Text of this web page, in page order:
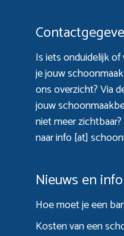
Is iets onduidelijk
je jouw
ons overzicht? Via
jouw
niet meer
naar info [at]
Nieuws en
Hoe moet je een
Kosten van een